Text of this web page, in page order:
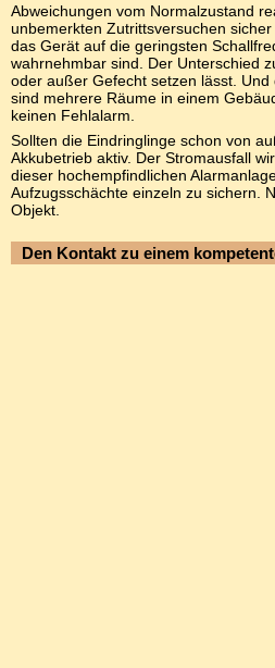
Abweichungen vom Normalzustand
unbemerkten Zutrittsversuchen
das Gerät auf die geringsten
wahrnehmbar sind. Der Unterschied
oder außer Gefecht setzen lässt.
sind mehrere Räume in einem
keinen Fehlalarm.
Sollten die Eindringlinge schon von
Akkubetrieb aktiv. Der Stromausfall
dieser hochempfindlichen
Aufzugsschächte einzeln zu sichern.
Objekt.
Den Kontakt zu einem